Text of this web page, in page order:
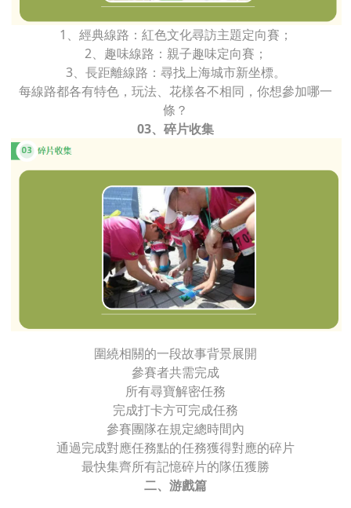
1、經典線路：紅色文化尋訪主題定向賽；
2、趣味線路：親子趣味定向賽；
3、長距離線路：尋找上海城市新坐標。
每線路都各有特色，玩法、花樣各不相同，你想參加哪一
條？
03、碎片收集
圍繞相關的一段故事背景展開
參賽者共需完成
所有尋寶解密任務
完成打卡方可完成任務
參賽團隊在規定總時間內
通過完成對應任務點的任務獲得對應的碎片
最快集齊所有記憶碎片的隊伍獲勝
二、游戲篇